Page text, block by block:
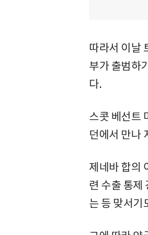
따라서 이날
부가 출범하
다.
스콧 베선트
던에서 만나
제네바 합의
련 수출 통제
는 등 맞서기